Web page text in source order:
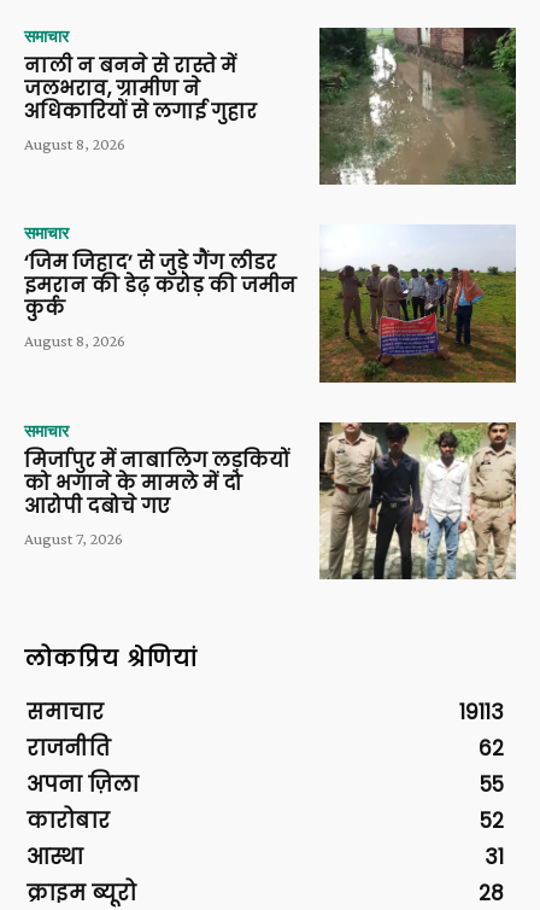
समाचार
नाली न बनने से रास्ते में
जलभराव, ग्रामीण ने
अधिकारियों से लगाई गुहार
August 8, 2026
समाचार
‘जिम जिहाद’ से जुड़े गैंग लीडर
इमरान की डेढ़ करोड़ की जमीन
कुर्क
August 8, 2026
समाचार
मिर्जापुर में नाबालिग लड़कियों
को भगाने के मामले में दो
आरोपी दबोचे गए
August 7, 2026
लोकप्रिय श्रेणियां
समाचार
19113
राजनीति
62
अपना ज़िला
55
कारोबार
52
आस्था
31
क्राइम ब्यूरो
28